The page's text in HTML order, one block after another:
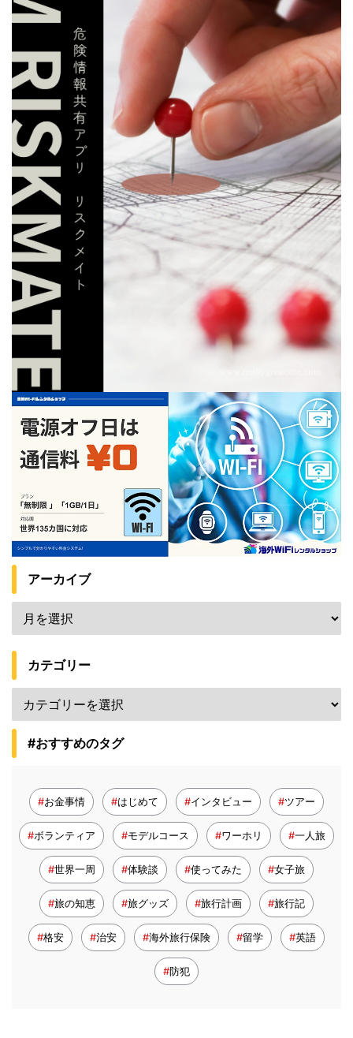
アーカイブ
カテゴリー
#おすすめのタグ
お金事情 はじめて インタビュー ツアー
ボランティア モデルコース ワーホリ 一人旅
世界一周 体験談 使ってみた 女子旅
旅の知恵 旅グッズ 旅行計画 旅行記
格安 治安 海外旅行保険 留学 英語
防犯